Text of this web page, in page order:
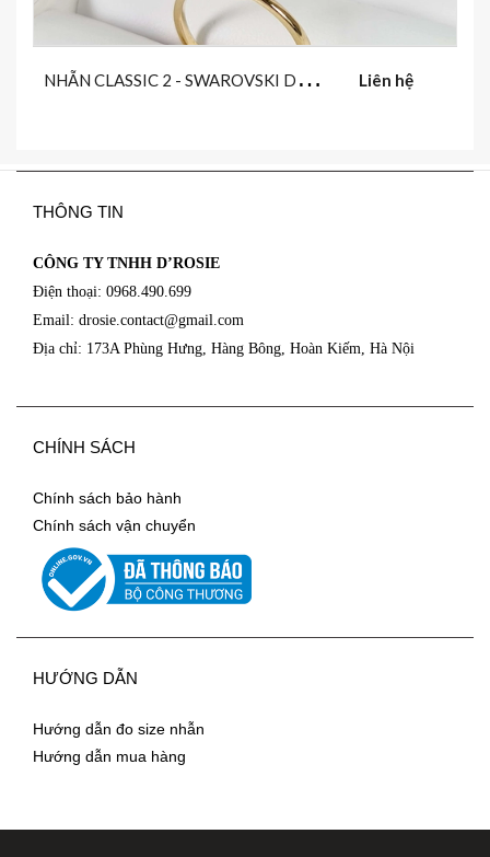
N
HẪN CLASSIC 2 - SWAROVSKI DARK RED Liên hệ
THÔNG TIN
CÔNG TY TNHH D’ROSIE
Điện thoại: 0968.490.699
Email: drosie.contact@gmail.com
Địa chỉ: 173A Phùng Hưng, Hàng Bông, Hoàn Kiếm, Hà Nội
CHÍNH SÁCH
Chính sách bảo hành
Chính sách vận chuyển
HƯỚNG DẪN
Hướng dẫn đo size nhẫn
Hướng dẫn mua hàng